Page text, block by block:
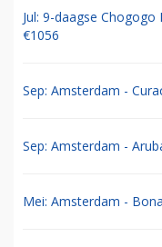
Jul: 9-daagse
€1056
Sep: Amsterdam -
Sep: Amsterdam -
Mei: Amsterdam -